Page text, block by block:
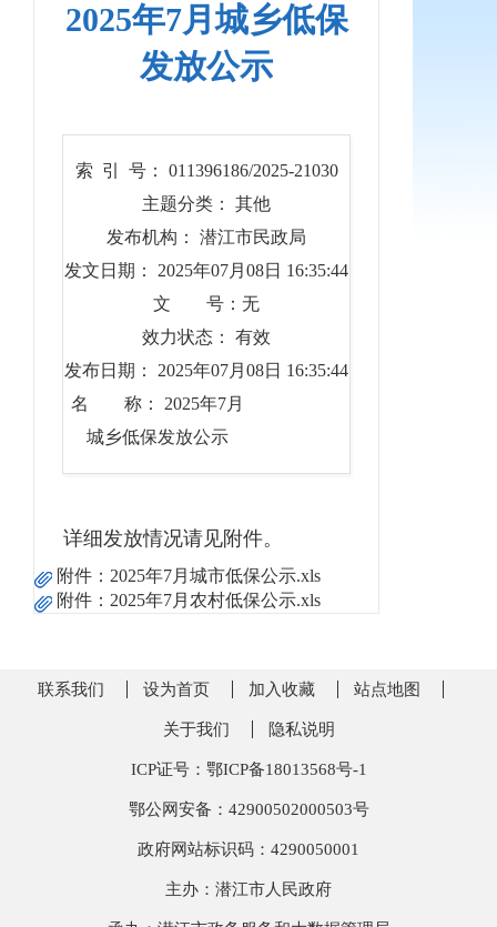
2025年7月城乡低保
发放公示
索 引 号： 011396186/2025-21030
主题分类： 其他
发布机构： 潜江市民政局
发文日期： 2025年07月08日 16:35:44
文 号：无
效力状态： 有效
发布日期： 2025年07月08日 16:35:44
名 称： 2025年7月
城乡低保发放公示
详细发放情况请见附件。
附件： 2025年7月城市低保公示.xls
附件： 2025年7月农村低保公示.xls
联系我们 设为首页 加入收藏 站点地图
关于我们 隐私说明
ICP证号：鄂ICP备18013568号-1
鄂公网安备：42900502000503号
政府网站标识码：4290050001
主办：潜江市人民政府